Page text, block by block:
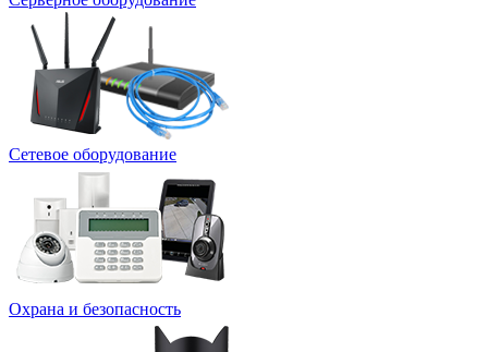
Сетевое оборудование
Охрана и безопасность